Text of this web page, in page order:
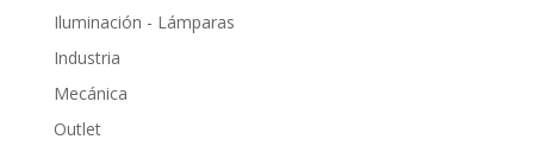
Iluminación - Lámparas
Industria
Mecánica
Outlet